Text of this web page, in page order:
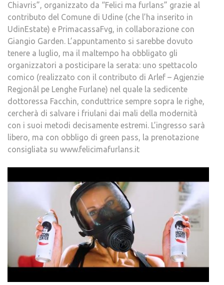
Chiavris”, organizzato da “Felici ma furlans” grazie al
contributo del Comune di Udine (che l’ha inserito in
UdinEstate) e PrimacassaFvg, in collaborazione con
Giangio Garden. L’appuntamento si sarebbe dovuto
tenere a luglio, ma il maltempo ha obbligato gli
organizzatori a posticipare la serata: uno spettacolo
comico (realizzato con il contributo di Arlef – Agjenzie
Regjonâl pe Lenghe Furlane) nel quale la sedicente
dottoressa Facchin, conduttrice sempre sopra le righe,
cercherà di salvare i friulani dai mali della modernità
con i suoi metodi decisamente estremi. L’ingresso sarà
libero, ma con obbligo di green pass, la prenotazione
consigliata su www.felicimafurlans.it